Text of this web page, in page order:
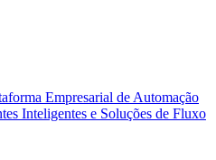
Empresarial de Automação
Inteligentes e Soluções de Fluxo